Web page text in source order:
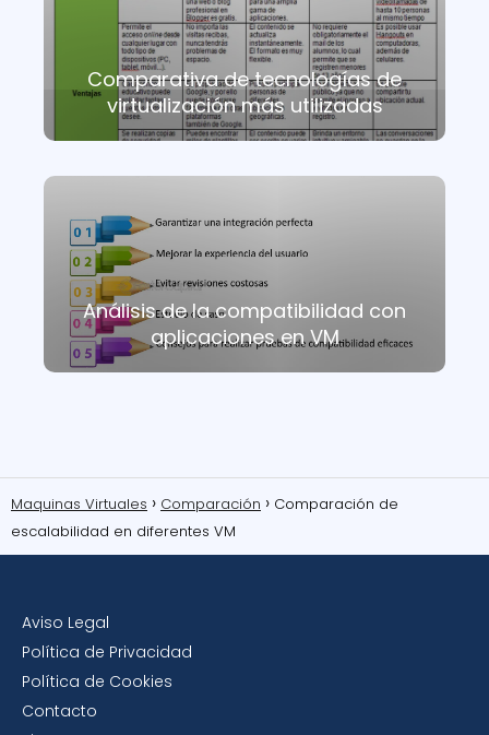
Comparativa de tecnologías de
virtualización más utilizadas
Análisis de la compatibilidad con
aplicaciones en VM
Maquinas Virtuales Comparación
Comparación de
escalabilidad en diferentes VM
Aviso Legal
Política de Privacidad
Política de Cookies
Contacto